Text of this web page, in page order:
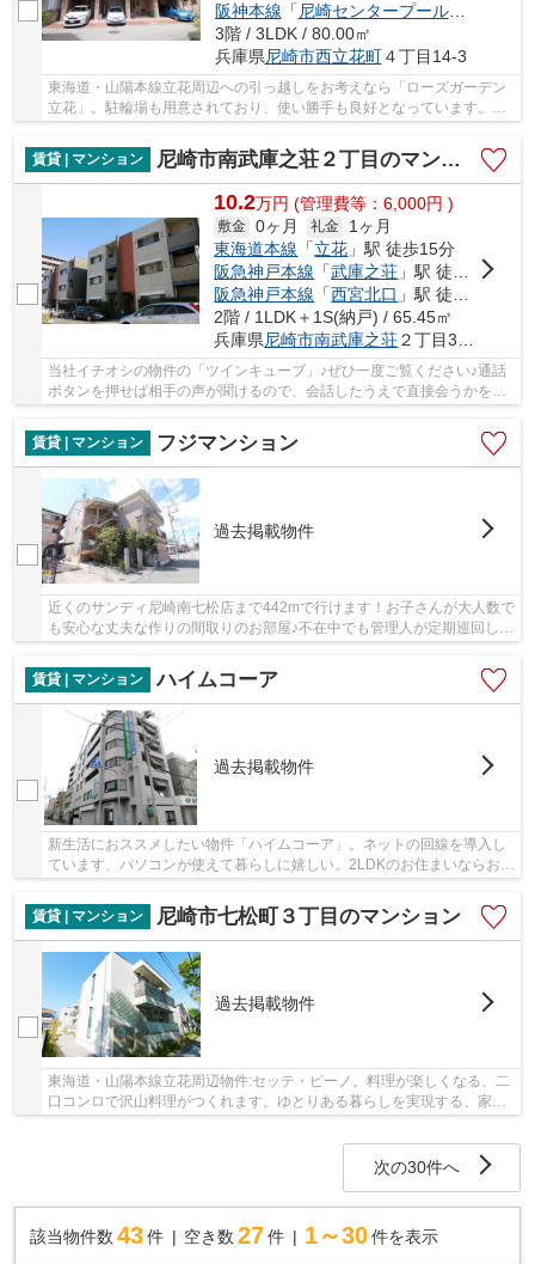
阪神本線 「尼崎センタープール前
3階 / 3LDK / 80.00㎡
兵庫県尼崎市西立花町４丁目14-3
東海道・山陽本線立花周辺への引っ越しをお考えなら「ローズガーデン
立花」。駐輪場も用意されており、使い勝手も良好となっています。駐
賃貸 | マンション
尼崎市南武庫之荘２丁目のマンション
10.2万円 (管理費等：6,000円 )
敷金 0ヶ月 礼金
1ヶ月
東海道本線 「立花 」駅 徒歩15分
阪急神戸本線 「武庫之荘 」駅 徒歩15分
阪急神戸本線 「西宮北口 」駅 徒歩52分
2階 / 1LDK＋1S(納戸) / 65.45㎡
兵庫県尼崎市南武庫之荘２丁目33-20
当社イチオシの物件の「ツインキューブ」♪ぜひ一度ご覧ください♪通話
ボタンを押せば相手の声が聞けるので、会話したうえで直接会うかを決
賃貸 | マンション
フジマンション
過去掲載物件
近くのサンディ尼崎南七松店まで442mで行けます！お子さんが大人数で
も安心な丈夫な作りの間取りのお部屋♪不在中でも管理人が定期巡回して
賃貸 | マンション
ハイムコーア
過去掲載物件
新生活におススメしたい物件「ハイムコーア」。ネットの回線を導入し
ています、パソコンが使えて暮らしに嬉しい。2LDKのお住まいならお客
賃貸 | マンション
尼崎市七松町３丁目のマンション
過去掲載物件
東海道・山陽本線立花周辺物件:セッテ・ピーノ。料理が楽しくなる、二
口コンロで沢山料理がつくれます。ゆとりある暮らしを実現する、家賃
次の30件へ
該当物件数 43件 空き数 27 件 1～30 件を表示